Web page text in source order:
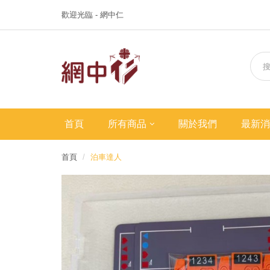
歡迎光臨 - 網中仁
首頁 所有商品 關於我們 最新
首頁 泊車達人